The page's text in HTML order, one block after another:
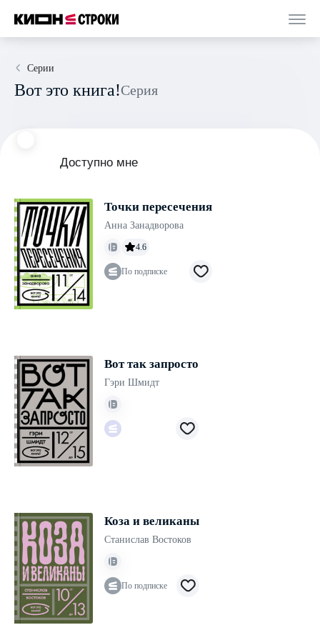
Серии
Вот это книга! Серия
Доступно мне
Точки пересечения
Анна Занадворова
4.6
По подписке
Вот так запросто
Гэри Шмидт
Коза и великаны
Станислав Востоков
По подписке